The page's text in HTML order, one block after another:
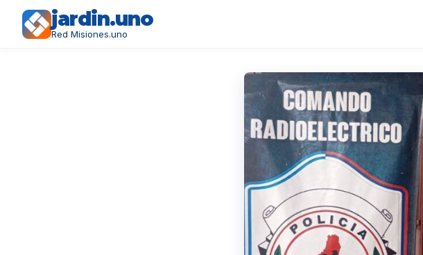
jardin.uno
Red Misiones.uno